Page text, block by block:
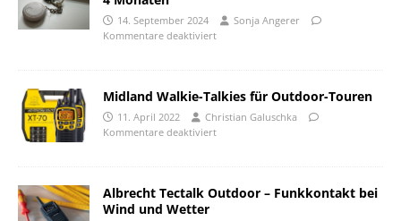
14. September 2024
Sonja Angerer
Kommentare deaktiviert
Midland Walkie-Talkies für Outdoor-Touren
11. April 2022
Christian Galuschka
Kommentare deaktiviert
Albrecht Tectalk Outdoor – Funkkontakt bei
Wind und Wetter